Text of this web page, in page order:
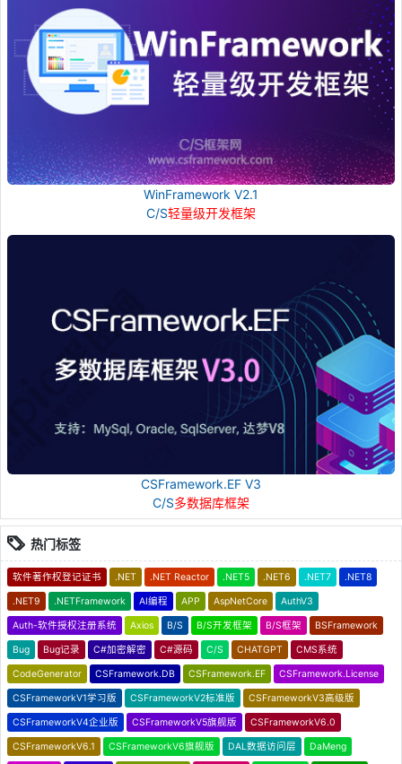
WinFramework V2.1
C/S轻量级开发框架
CSFramework.EF V3
C/S多数据库框架
热门标签
软件著作权登记证书 .NET .NET Reactor .NET5 .NET6 .NET7 .NET8
.NET9 .NETFramework AI编程 APP AspNetCore AuthV3
Auth-软件授权注册系统 Axios B/S B/S开发框架 B/S框架 BSFramework
Bug Bug记录 C#加密解密 C#源码 C/S CHATGPT CMS系统
CodeGenerator CSFramework.DB CSFramework.EF CSFramework.License
CSFrameworkV1学习版 CSFrameworkV2标准版 CSFrameworkV3高级版
CSFrameworkV4企业版 CSFrameworkV5旗舰版 CSFrameworkV6.0
CSFrameworkV6.1 CSFrameworkV6旗舰版 DAL数据访问层 DaMeng